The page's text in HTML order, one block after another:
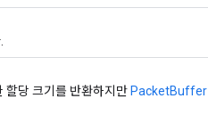
할당 크기를 반환하지만 PacketBuffer